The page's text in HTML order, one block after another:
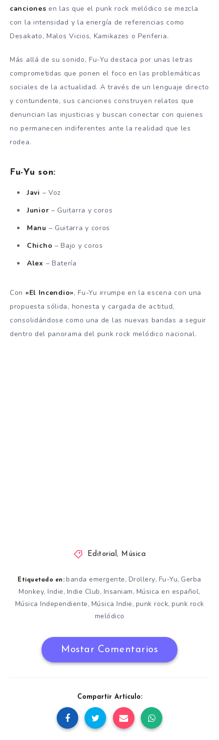
canciones en las que el punk rock melódico se mezcla
con la intensidad y la energía de referencias como
Desakato, Malos Vicios, Kamikazes o Periferia.
Más allá de su sonido, Fu-Yu destaca por unas letras
comprometidas que ponen el foco en las problemáticas
sociales de la actualidad. A través de un lenguaje directo
y contundente, sus canciones construyen relatos que
denuncian las injusticias y buscan conectar con quienes
no permanecen indiferentes ante la realidad que les
rodea.
Fu-Yu son:
Javi – Voz
Junior – Guitarra y coros
Manu – Guitarra y coros
Chicho – Bajo y coros
Alex – Batería
Con «El Incendio», Fu-Yu irrumpe en la escena con una
propuesta sólida, honesta y cargada de actitud,
consolidándose como una de las nuevas bandas a seguir
dentro del panorama del punk rock melódico nacional.
Editorial , Música
Etiquetado en: banda emergente, Drollery, Fu-Yu, Gerba
Monkey,Indie, Indie Club, Insaniam, Música en español,
Música Independiente, Música Indie, punk rock, punk rock
melódico
Mostar Comentarios
Compartir Artículo: